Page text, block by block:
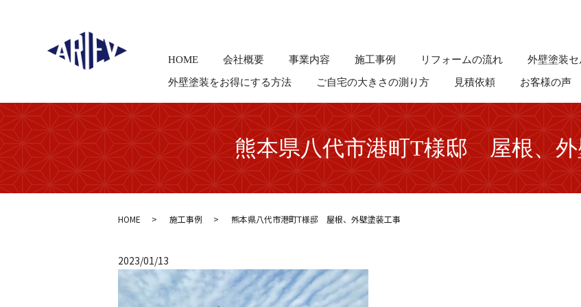
HOME 会社概要 事業内容 施工事例 リフォームの流れ 外壁塗装
外壁塗装をお得にする方法 ご自宅の大きさの測り方 見積依頼 お客様の声
熊本県八代市港町T様邸 屋根、外
HOME 施工事例 熊本県八代市港町T様邸 屋根、外壁塗装工事
2023/01/13